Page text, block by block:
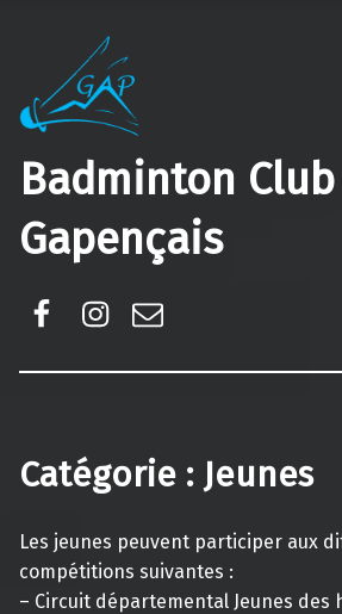
Badminton Club
Gapençais
Catégorie : Jeunes
Les jeunes peuvent participer aux
compétitions suivantes :
– Circuit départemental Jeunes des